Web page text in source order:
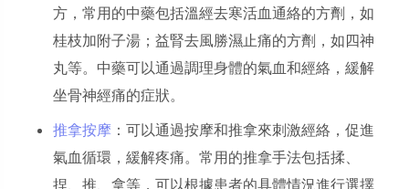
方，常用的中藥包括溫經去寒活血通絡的方劑，如
桂枝加附子湯；益腎去風勝濕止痛的方劑，如四神
丸等。中藥可以通過調理身體的氣血和經絡，緩解
坐骨神經痛的症狀。
推拿按摩 ：可以通過按摩和推拿來刺激經絡，促進
氣血循環，緩解疼痛。常用的推拿手法包括揉、